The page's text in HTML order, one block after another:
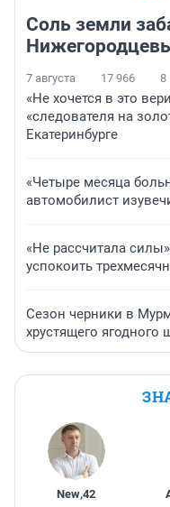
Соль земли
7 августа 17 966 8
«Не хочется в это
«следователя на
Екатеринбурге
«Четыре месяца
автомобилист
«Не рассчитала
успокоить
Сезон черники в
хрустящего ягодного
New,42